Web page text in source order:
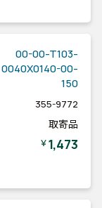
00-00-T103-
0040X0140-00-
150
355-9772
取寄品
￥1,473